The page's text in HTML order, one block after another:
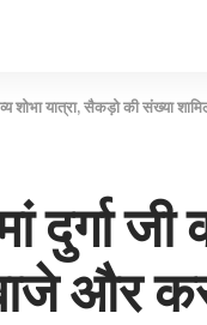
शोभा यात्रा, सैकड़ो की संख्या
और